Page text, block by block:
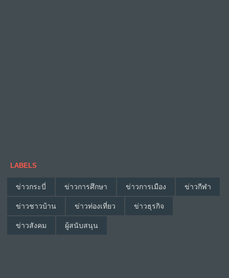
LABELS
ข่าวกระบี่ ข่าวการศึกษา ข่าวการเมือง ข่าวกีฬา
ข่าวชาวบ้าน ข่าวท่องเที่ยว ข่าวธุรกิจ
ข่าวสังคม ผู้สนับสนุน